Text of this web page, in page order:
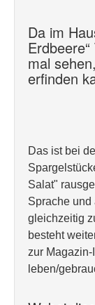
Da im
mal
erfinden
Das ist bei
Salat"
Sprache und
gleichzeitig
besteht
zur
leben/